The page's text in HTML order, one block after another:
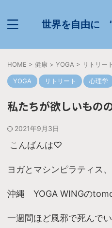
世界を自由に ”
HOME > 健康 > YOGA > リトリート
YOGA リトリート 心理学
私たちが欲しいもの
2021年9月3日
こんばんは♡
ヨガとマシンピラティス
沖縄 YOGA WINGの
一週間ほど風邪で死んで